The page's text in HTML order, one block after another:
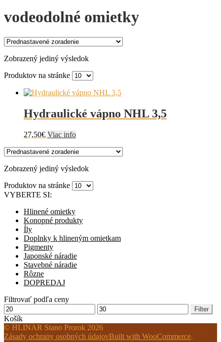
vodeodolné omietky
Zobrazený jediný výsledok
Produktov na stránke
Hydraulické vápno NHL 3,5
27,50€ Viac info
Zobrazený jediný výsledok
Produktov na stránke
VYBERTE SI:
Hlinené omietky
Konopné produkty
Íly
Doplnky k hlineným omietkam
Pigmenty
Japonské náradie
Stavebné náradie
Rôzne
DOPREDAJ
Filtrovať podľa ceny
Minimálna
cena
Maximálna
cena
Filter
Košík
© HLINÁR Stano Prorok 2026
Zásady ochrany osobných údajovBuilt with WooCommerce.